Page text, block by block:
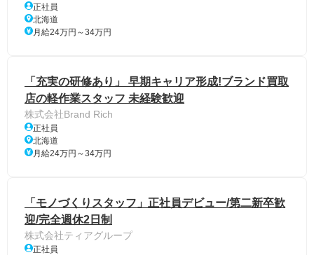
正社員
北海道
月給24万円～34万円
「充実の研修あり」 早期キャリア形成!ブランド買取
店の軽作業スタッフ 未経験歓迎
株式会社Brand Rich
正社員
北海道
月給24万円～34万円
「モノづくりスタッフ」正社員デビュー/第二新卒歓
迎/完全週休2日制
株式会社ティアグループ
正社員